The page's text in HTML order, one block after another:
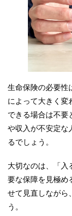
生命保険の必要性
によって大きく変
できる場合は不要
や収入が不安定な
るでしょう。
大切なのは、「入
要な保障を見極め
せて見直しながら
う。